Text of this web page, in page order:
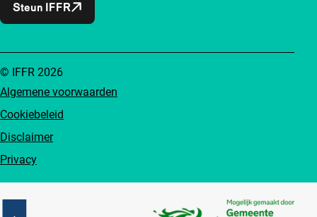
Steun IFFR
Algemene voorwaarden
Cookiebeleid
Disclaimer
Privacy
© IFFR 2026